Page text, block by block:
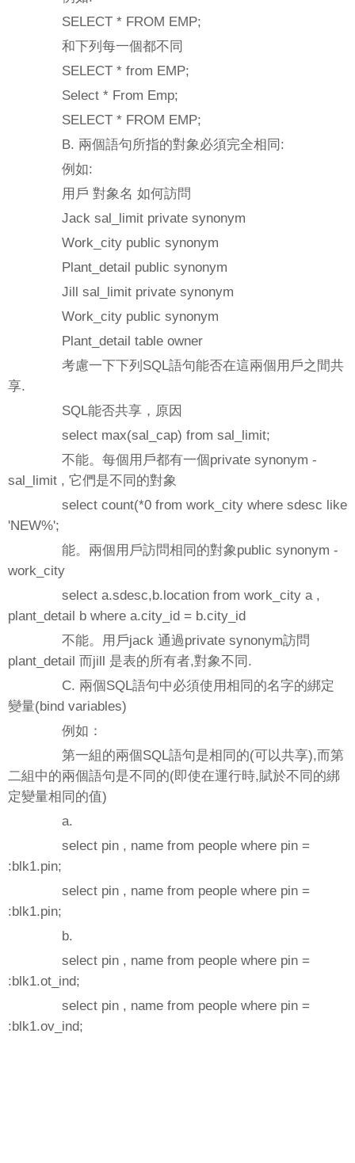
SELECT * FROM EMP;
和下列每一個都不同
SELECT * from EMP;
Select * From Emp;
SELECT * FROM EMP;
B. 兩個語句所指的對象必須完全相同:
例如:
用戶 對象名 如何訪問
Jack sal_limit private synonym
Work_city public synonym
Plant_detail public synonym
Jill sal_limit private synonym
Work_city public synonym
Plant_detail table owner
考慮一下下列SQL語句能否在這兩個用戶之間共
享.
SQL能否共享，原因
select max(sal_cap) from sal_limit;
不能。每個用戶都有一個private synonym -
sal_limit , 它們是不同的對象
select count(*0 from work_city where sdesc like
'NEW%';
能。兩個用戶訪問相同的對象public synonym -
work_city
select a.sdesc,b.location from work_city a ,
plant_detail b where a.city_id = b.city_id
不能。用戶jack 通過private synonym訪問
plant_detail 而jill 是表的所有者,對象不同.
C. 兩個SQL語句中必須使用相同的名字的綁定
變量(bind variables)
例如：
第一組的兩個SQL語句是相同的(可以共享),而第
二組中的兩個語句是不同的(即使在運行時,賦於不同的綁
定變量相同的值)
a.
select pin , name from people where pin =
:blk1.pin;
select pin , name from people where pin =
:blk1.pin;
b.
select pin , name from people where pin =
:blk1.ot_ind;
select pin , name from people where pin =
:blk1.ov_ind;